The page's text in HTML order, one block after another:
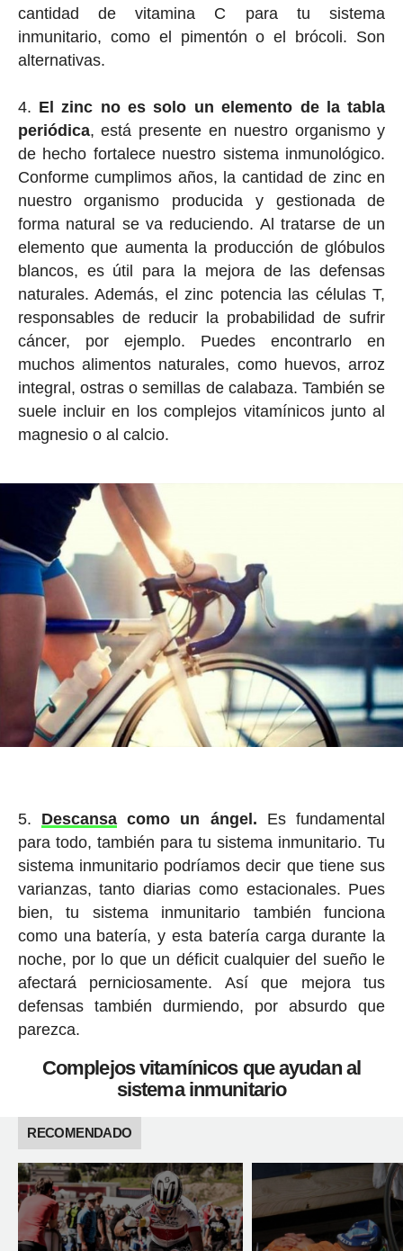
cantidad de vitamina C para tu sistema
inmunitario, como el pimentón o el brócoli. Son
alternativas.
El zinc no es solo un elemento de la tabla
periódica, está presente en nuestro organismo y
de hecho fortalece nuestro sistema inmunológico.
Conforme cumplimos años, la cantidad de zinc en
nuestro organismo producida y gestionada de
forma natural se va reduciendo. Al tratarse de un
elemento que aumenta la producción de glóbulos
blancos, es útil para la mejora de las defensas
naturales. Además, el zinc potencia las células T,
responsables de reducir la probabilidad de sufrir
cáncer, por ejemplo. Puedes encontrarlo en
muchos alimentos naturales, como huevos, arroz
integral, ostras o semillas de calabaza. También se
suele incluir en los complejos vitamínicos junto al
magnesio o al calcio.
Descansacomo un ángel. Es fundamental
para todo, también para tu sistema inmunitario. Tu
sistema inmunitario podríamos decir que tiene sus
varianzas, tanto diarias como estacionales. Pues
bien, tu sistema inmunitario también funciona
como una batería, y esta batería carga durante la
noche, por lo que un déficit cualquier del sueño le
afectará perniciosamente. Así que mejora tus
defensas también durmiendo, por absurdo que
parezca.
Complejos vitamínicos que ayudan al
sistema inmunitario
RECOMENDADO